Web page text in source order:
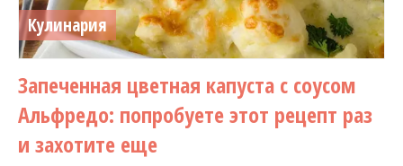
Кулинария
Запеченная цветная капуста с соусом
Альфредо: попробуете этот рецепт раз
и захотите еще